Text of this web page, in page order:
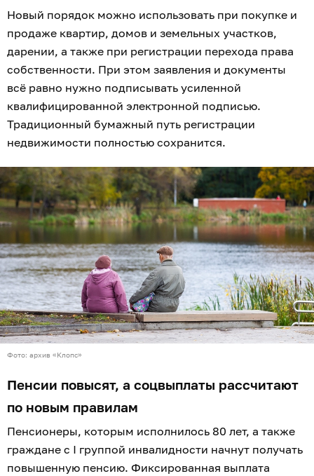
Новый порядок можно использовать при покупке и
продаже квартир, домов и земельных участков,
дарении, а также при регистрации перехода права
собственности. При этом заявления и документы
всё равно нужно подписывать усиленной
квалифицированной электронной подписью.
Традиционный бумажный путь регистрации
недвижимости полностью сохранится.
Фото: архив «Клопс»
Пенсии повысят, а соцвыплаты рассчитают
по новым правилам
Пенсионеры, которым исполнилось 80 лет, а также
граждане с I группой инвалидности начнут получать
повышенную пенсию. Фиксированная выплата